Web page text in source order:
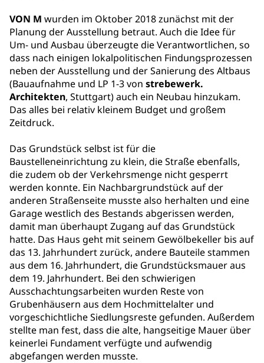
VON M wurden im Oktober 2018 zunächst mit der
Planung der Ausstellung betraut. Auch die Idee für
Um- und Ausbau überzeugte die Verantwortlichen, so
dass nach einigen lokalpolitischen Findungsprozessen
neben der Ausstellung und der Sanierung des Altbaus
(Bauaufnahme und LP 1-3 von strebewerk.
Architekten, Stuttgart) auch ein Neubau hinzukam.
Das alles bei relativ kleinem Budget und großem
Zeitdruck.
Das Grundstück selbst ist für die
Baustelleneinrichtung zu klein, die Straße ebenfalls,
die zudem ob der Verkehrsmenge nicht gesperrt
werden konnte. Ein Nachbargrundstück auf der
anderen Straßenseite musste also herhalten und eine
Garage westlich des Bestands abgerissen werden,
damit man überhaupt Zugang auf das Grundstück
hatte. Das Haus geht mit seinem Gewölbekeller bis auf
das 13. Jahrhundert zurück, andere Bauteile stammen
aus dem 16. Jahrhundert, die Grundstücksmauer aus
dem 19. Jahrhundert. Bei den schwierigen
Ausschachtungsarbeiten wurden Reste von
Grubenhäusern aus dem Hochmittelalter und
vorgeschichtliche Siedlungsreste gefunden. Außerdem
stellte man fest, dass die alte, hangseitige Mauer über
keinerlei Fundament verfügte und aufwendig
abgefangen werden musste.